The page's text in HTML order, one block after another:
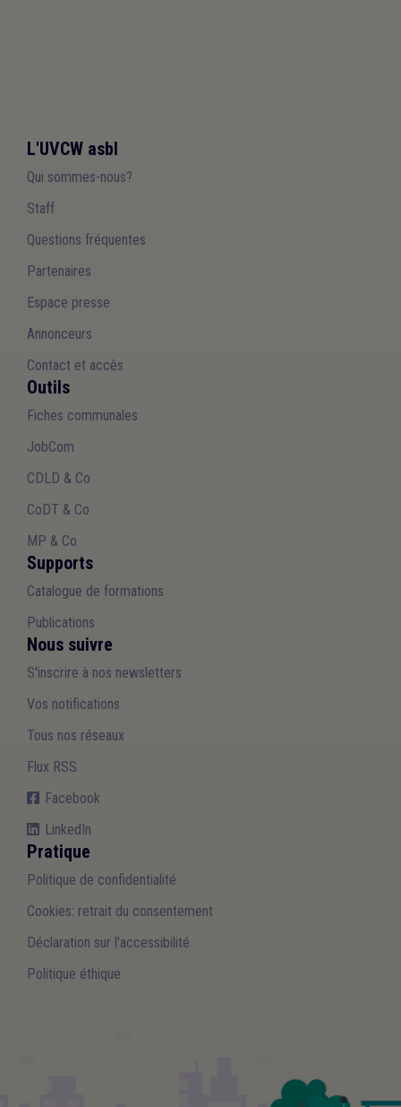
L'UVCW asbl
Qui sommes-nous?
Staff
Questions fréquentes
Partenaires
Espace presse
Annonceurs
Contact et accès
Outils
Fiches communales
JobCom
CDLD & Co
CoDT & Co
MP & Co
Supports
Catalogue de formations
Publications
Nous suivre
S'inscrire à nos newsletters
Vos notifications
Tous nos réseaux
Flux RSS
Facebook
LinkedIn
Pratique
Politique de confidentialité
Cookies: retrait du consentement
Déclaration sur l'accessibilité
Politique éthique